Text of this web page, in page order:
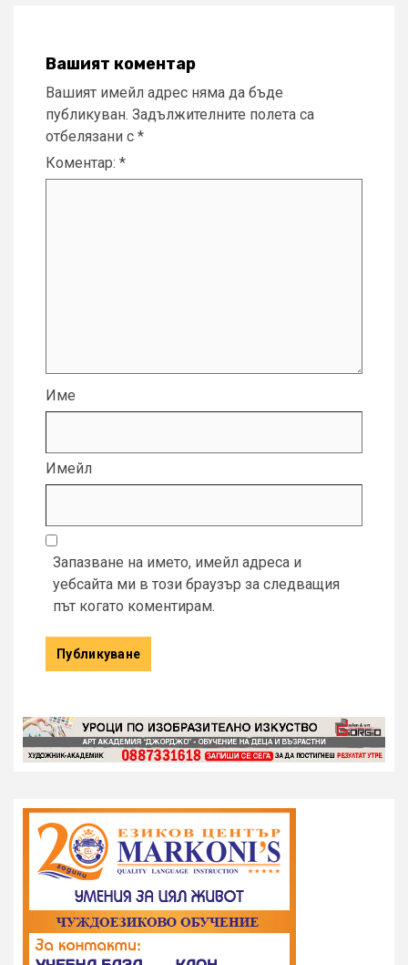
Вашият коментар
Вашият имейл адрес няма да бъде
публикуван. Задължителните полета са
отбелязани с *
Коментар: *
Име
Имейл
Запазване на името, имейл адреса и
уебсайта ми в този браузър за следващия
път когато коментирам.